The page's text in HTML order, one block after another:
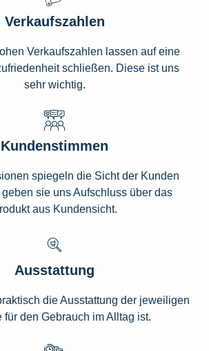
Verkaufszahlen
Verkaufszahlen lassen auf eine
schließen. Diese ist uns
sehr wichtig.
Kundenstimmen
spiegeln die Sicht der Kunden
sie uns Aufschluss über das
aus Kundensicht.
Ausstattung
die Ausstattung der jeweiligen
für den Gebrauch im Alltag ist.